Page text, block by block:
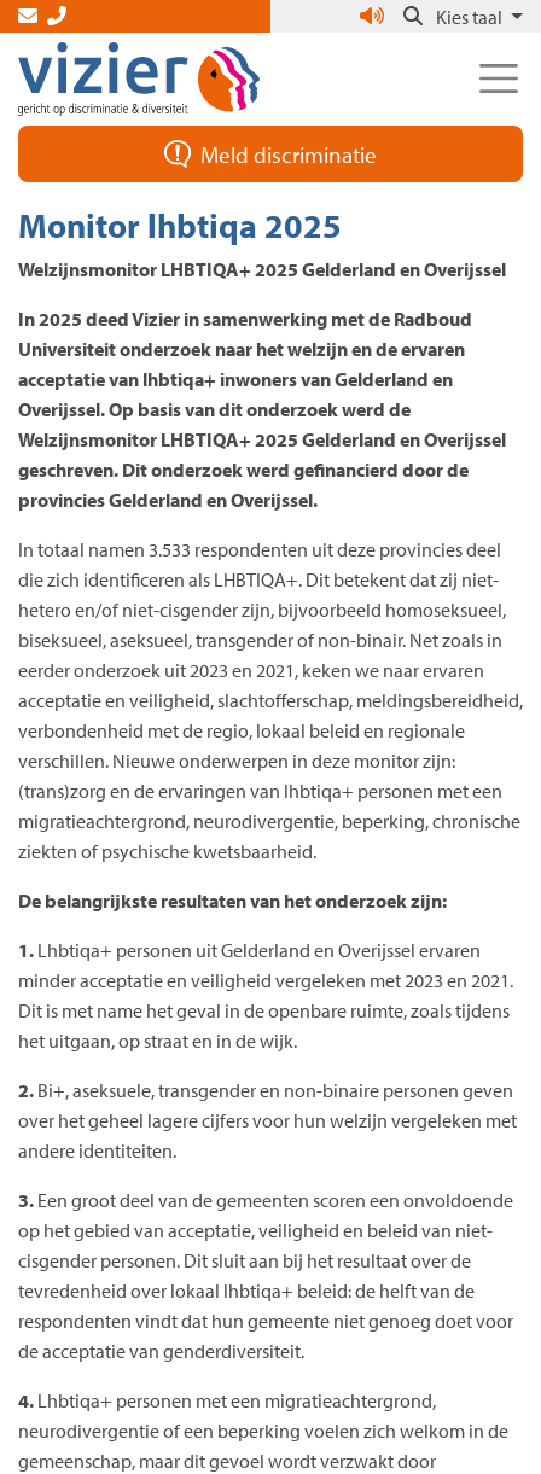
Skip
the
content
Kies taal
Meld discriminatie
Monitor lhbtiqa 2025
Welzijnsmonitor LHBTIQA+ 2025 Gelderland en Overijssel
In 2025 deed Vizier in samenwerking met de Radboud
Universiteit onderzoek naar het welzijn en de ervaren
acceptatie van lhbtiqa+ inwoners van Gelderland en
Overijssel. Op basis van dit onderzoek werd de
Welzijnsmonitor LHBTIQA+ 2025 Gelderland en Overijssel
geschreven. Dit onderzoek werd gefinancierd door de
provincies Gelderland en Overijssel.
In totaal namen 3.533 respondenten uit deze provincies deel
die zich identificeren als LHBTIQA+. Dit betekent dat zij niet-
hetero en/of niet-cisgender zijn, bijvoorbeeld homoseksueel,
biseksueel, aseksueel, transgender of non-binair. Net zoals in
eerder onderzoek uit 2023 en 2021, keken we naar ervaren
acceptatie en veiligheid, slachtofferschap, meldingsbereidheid,
verbondenheid met de regio, lokaal beleid en regionale
verschillen. Nieuwe onderwerpen in deze monitor zijn:
(trans)zorg en de ervaringen van lhbtiqa+ personen met een
migratieachtergrond, neurodivergentie, beperking, chronische
ziekten of psychische kwetsbaarheid.
De belangrijkste resultaten van het onderzoek zijn:
1. Lhbtiqa+ personen uit Gelderland en Overijssel ervaren
minder acceptatie en veiligheid vergeleken met 2023 en 2021.
Dit is met name het geval in de openbare ruimte, zoals tijdens
het uitgaan, op straat en in de wijk.
2. Bi+, aseksuele, transgender en non-binaire personen geven
over het geheel lagere cijfers voor hun welzijn vergeleken met
andere identiteiten.
3. Een groot deel van de gemeenten scoren een onvoldoende
op het gebied van acceptatie, veiligheid en beleid van niet-
cisgender personen. Dit sluit aan bij het resultaat over de
tevredenheid over lokaal lhbtiqa+ beleid: de helft van de
respondenten vindt dat hun gemeente niet genoeg doet voor
de acceptatie van genderdiversiteit.
4. Lhbtiqa+ personen met een migratieachtergrond,
neurodivergentie of een beperking voelen zich welkom in de
gemeenschap, maar dit gevoel wordt verzwakt door